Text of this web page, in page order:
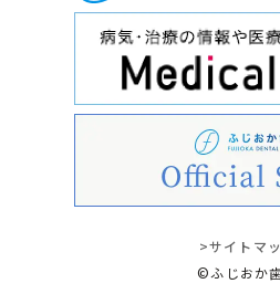
>サイトマ
©︎ふじおか